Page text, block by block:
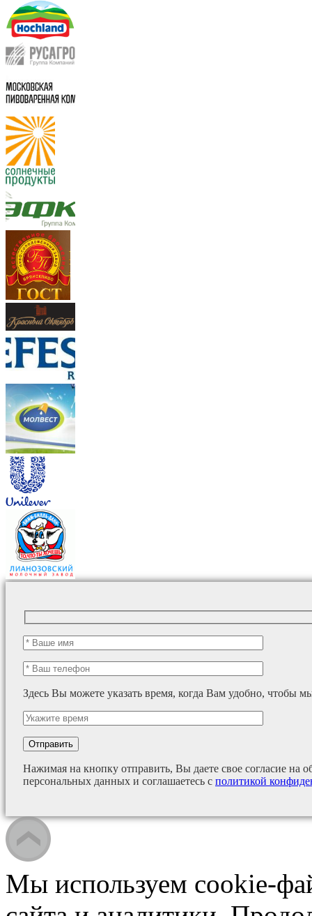
Здесь Вы можете указать время, когда Вам удобно, чтобы
Нажимая на кнопку отправить, Вы даете свое согласие на
персональных данных и соглашаетесь с политикой
Мы используем cookie-